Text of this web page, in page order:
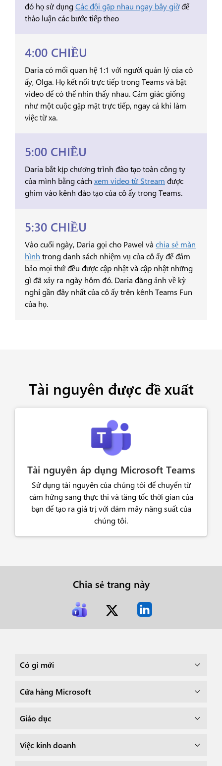
đó họ sử dụngCác đội gặp nhau ngay bây giờđể
thảo luận các bước tiếp theo
4:00 CHIỀU
Daria có mối quan hệ 1:1 với người quản lý của cô
ấy, Olga. Họ kết nối trực tiếp trong Teams và bật
video để có thể nhìn thấy nhau. Cảm giác giống
như một cuộc gặp mặt trực tiếp, ngay cả khi làm
việc từ xa.
5:00 CHIỀU
Daria bắt kịp chương trình đào tạo toàn công ty
của mình bằng cách xem video từ Stream được
ghim vào kênh đào tạo của cô ấy trong Teams.
5:30 CHIỀU
Vào cuối ngày, Daria gọi cho Pawel và chia sẻ màn
hình trong danh sách nhiệm vụ của cô ấy để đảm
bảo mọi thứ đều được cập nhật và cập nhật những
gì đã xảy ra ngày hôm đó. Daria đăng ảnh về kỳ
nghỉ gần đây nhất của cô ấy trên kênh Teams Fun
của họ.
Tài nguyên được đề xuất
Tài nguyên áp dụng Microsoft Teams
Sử dụng tài nguyên của chúng tôi để chuyển từ
cảm hứng sang thực thi và tăng tốc thời gian của
bạn để tạo ra giá trị với đám mây năng suất của
chúng tôi.
Chia sẻ trang này
Có gì mới
Cửa hàng Microsoft
Giáo dục
Việc kinh doanh